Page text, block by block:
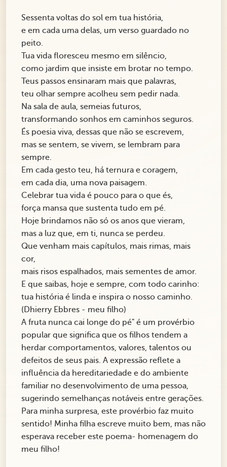
Sessenta voltas do sol em tua história,
e em cada uma delas, um verso guardado no
peito.
Tua vida floresceu mesmo em silêncio,
como jardim que insiste em brotar no tempo.
Teus passos ensinaram mais que palavras,
teu olhar sempre acolheu sem pedir nada.
Na sala de aula, semeias futuros,
transformando sonhos em caminhos seguros.
És poesia viva, dessas que não se escrevem,
mas se sentem, se vivem, se lembram para
sempre.
Em cada gesto teu, há ternura e coragem,
em cada dia, uma nova paisagem.
Celebrar tua vida é pouco para o que és,
força mansa que sustenta tudo em pé.
Hoje brindamos não só os anos que vieram,
mas a luz que, em ti, nunca se perdeu.
Que venham mais capítulos, mais rimas, mais
cor,
mais risos espalhados, mais sementes de amor.
E que saibas, hoje e sempre, com todo carinho:
tua história é linda e inspira o nosso caminho.
( Dhierry Ebbres - meu filho)
A fruta nunca cai longe do pé" é um provérbio
popular que significa que os filhos tendem a
herdar comportamentos, valores, talentos ou
defeitos de seus pais. A expressão reflete a
influência da hereditariedade e do ambiente
familiar no desenvolvimento de uma pessoa,
sugerindo semelhanças notáveis entre gerações.
Para minha surpresa, este provérbio faz muito
sentido! Minha filha escreve muito bem, mas não
esperava receber este poema- homenagem do
meu filho!